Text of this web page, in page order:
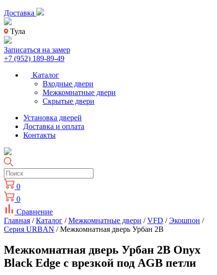
Доставка
Тула
Записаться на замер
+7 (952) 189-89-49
Каталог
Входные двери
Межкомнатные двери
Скрытые двери
Установка дверей
Доставка и оплата
Контакты
0
0
Сравнение
Главная /Каталог /Межкомнатные двери /VFD /Экошпон /
Серия URBAN / Межкомнатная дверь Урбан 2В
Межкомнатная дверь Урбан 2В Onyx
Black Edge с врезкой под AGB петли